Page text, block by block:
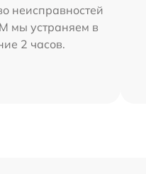
неисправностей
мы устраняем в
2 часов.